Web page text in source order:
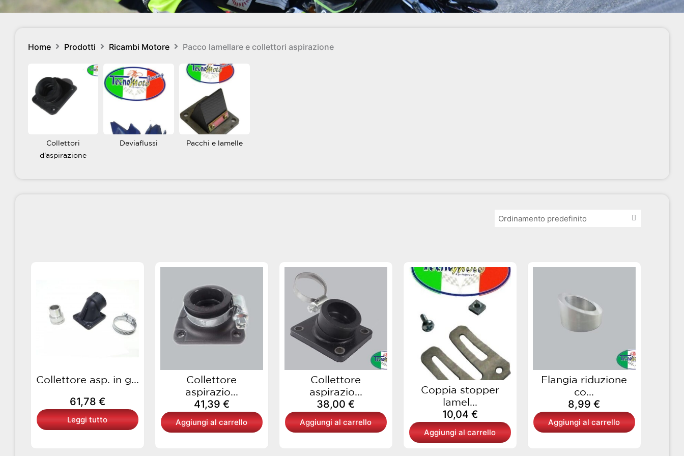
Home Prodotti Ricambi Motore Pacco lamellare e collettori aspirazione
Collettori
d'aspirazione
Deviaflussi Pacchi e lamelle
Collettore asp. in g...
61,78 €
Leggi tutto
Collettore
aspirazio...
41,39 €
Aggiungi al carrello
Collettore
aspirazio...
38,00 €
Aggiungi al carrello
Coppia stopper
lamel...
10,04 €
Aggiungi al carrello
Flangia riduzione
co...
8,99 €
Aggiungi al carrello